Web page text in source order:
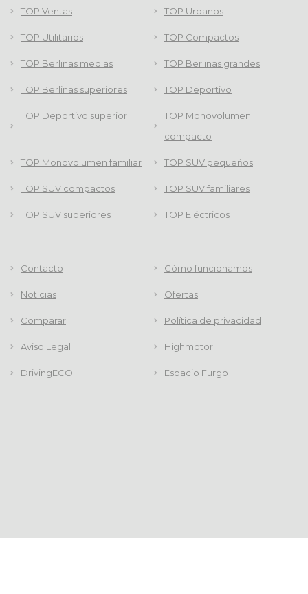
TOP Ventas TOP Urbanos
TOP Utilitarios TOP Compactos
TOP Berlinas medias TOP Berlinas grandes
TOP Berlinas superiores TOP Deportivo
TOP Deportivo superior
TOP Monovolumen
compacto
TOP Monovolumen familiar TOP SUV pequeños
TOP SUV compactos TOP SUV familiares
TOP SUV superiores TOP Eléctricos
Contacto Cómo funcionamos
Noticias Ofertas
Comparar Política de privacidad
Aviso Legal Highmotor
DrivingECO Espacio Furgo